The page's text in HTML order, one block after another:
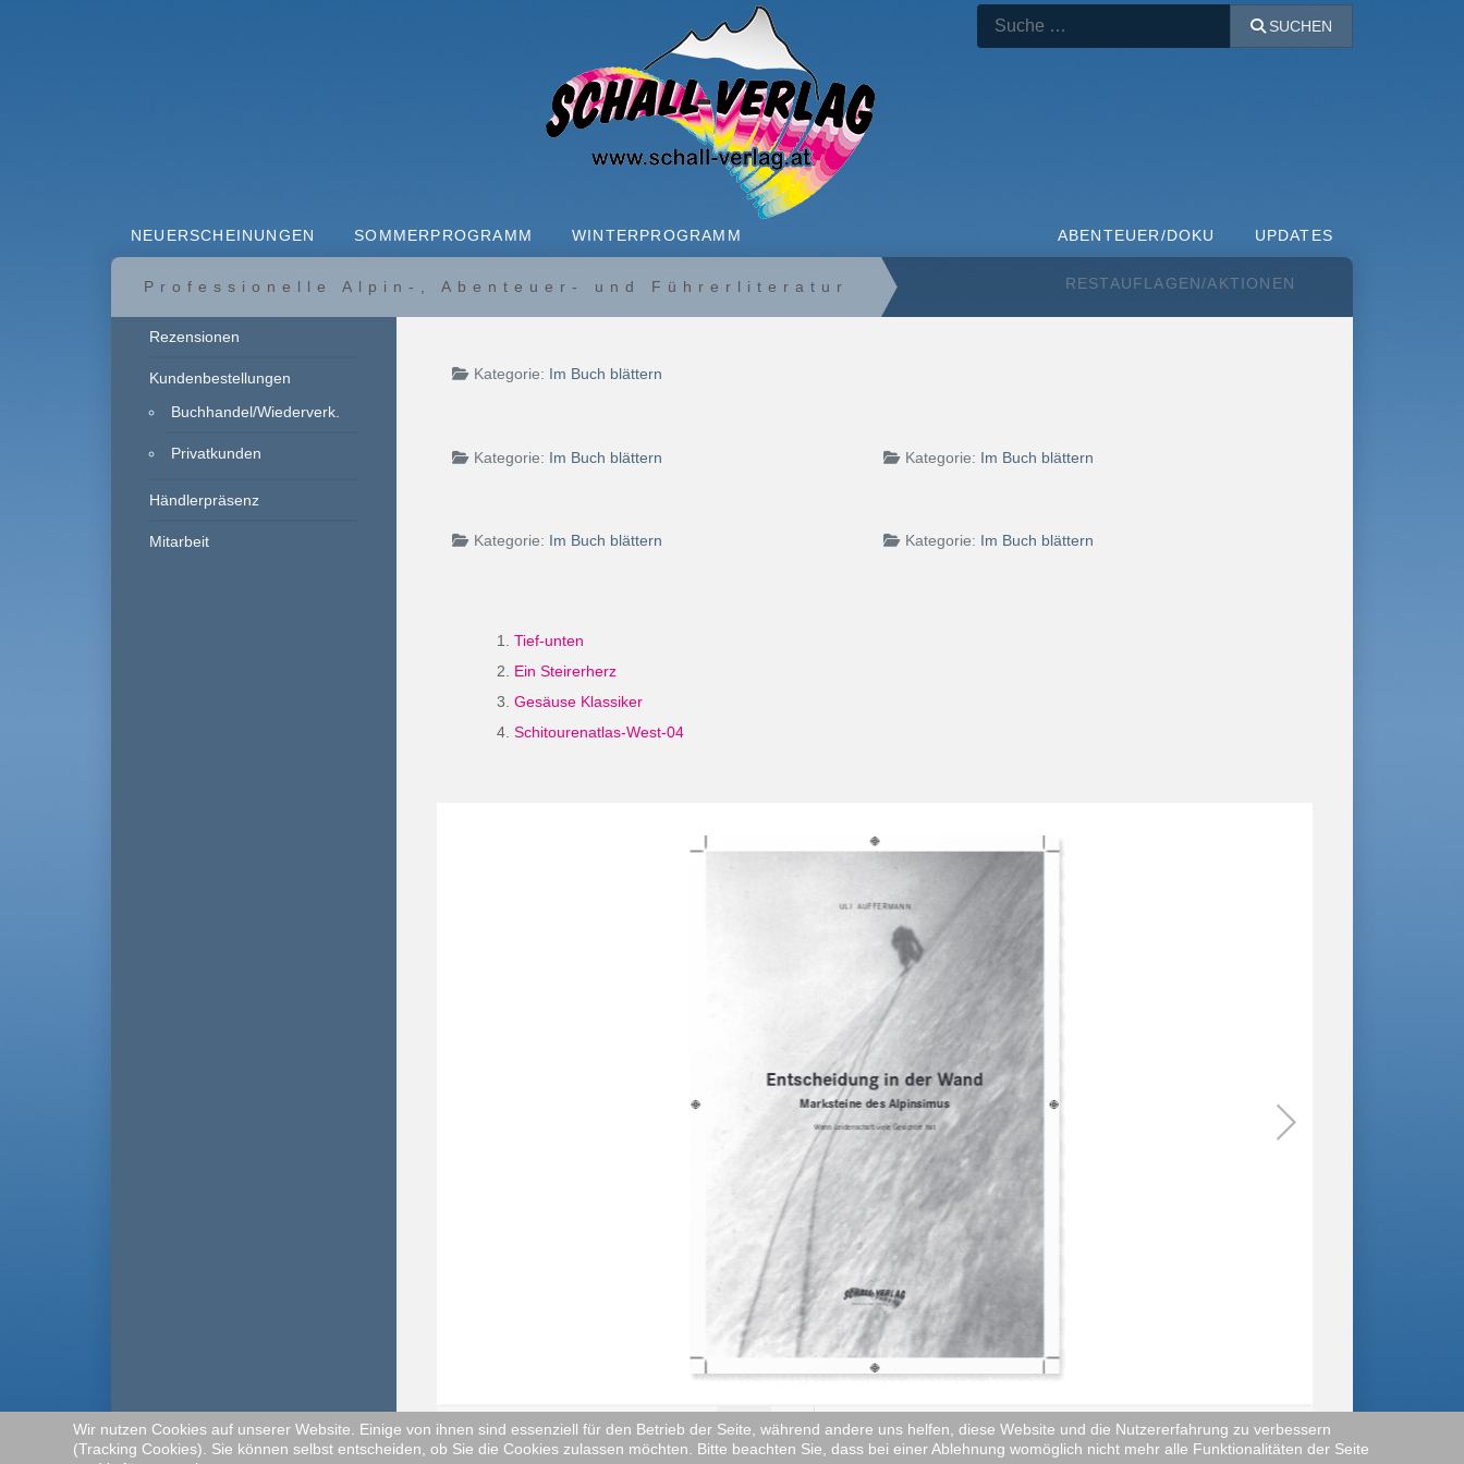
Suchen
SUCHEN
NEUERSCHEINUNGEN SOMMERPROGRAMM WINTERPROGRAMM ABENTEUER/DOKU UPDATES
RESTAUFLAGEN/AKTIONEN
Professionelle Alpin-, Abenteuer- und Führerliteratur
Rezensionen
Kundenbestellungen
Buchhandel/Wiederverk.
Privatkunden
Händlerpräsenz
Mitarbeit
Kategorie: Im Buch blättern
Kategorie: Im Buch blättern
Kategorie: Im Buch blättern
Kategorie: Im Buch blättern
Kategorie: Im Buch blättern
Tief-unten
Ein Steirerherz
Gesäuse Klassiker
Schitourenatlas-West-04
Flippingbook is Loading 17% ...
1/90
Wir nutzen Cookies auf unserer Website. Einige von ihnen sind essenziell für den Betrieb der Seite, während andere uns helfen, diese Website und die Nutzererfahrung zu verbessern
(Tracking Cookies). Sie können selbst entscheiden, ob Sie die Cookies zulassen möchten. Bitte beachten Sie, dass bei einer Ablehnung womöglich nicht mehr alle Funktionalitäten der Seite